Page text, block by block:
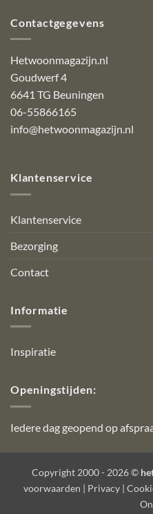
Contactgegevens
Hetwoonmagazijn.nl
Goudwerf 4
6641 TG Beuningen
06-55866165
info@hetwoonmagazijn.nl
Klantenservice
Klantenservice
Bezorging
Contact
Informatie
Inspiratie
Openingstijden:
Iedere dag geopend op
Copyright 2000 - 2026 ©
voorwaarden | Privacy|